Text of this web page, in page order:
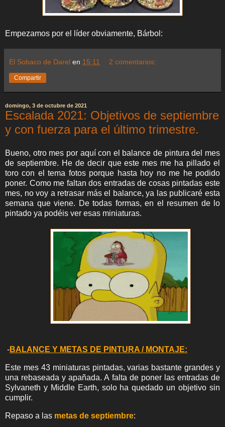
Empezamos por el líder obviamente, Bárbol:
El Sobaco de Darel en 15:11 2 comentarios:
Compartir
domingo, 3 de octubre de 2021
Escalada 2021: Objetivos de septiembre
y con fuerza para el último trimestre.
Bueno, otro mes por aquí con el balance de pintura del mes
de septiembre. He de decir que este mes me ha pillado el
toro con el tema fotos porque hasta hoy no me he podido
poner. Como me faltan dos entradas de cosas pintadas este
mes, no voy a retrasar más el balance, ya las publicaré esta
semana que viene. De todas formas, en el resumen de lo
pintado ya podéis ver esas miniaturas.
-BALANCE Y METAS DE PINTURA / MONTAJE:
Este mes 43 miniaturas pintadas, varias bastante grandes y
una rebaseada y apañada. A falta de poner las entradas de
Sylvaneth y Middle Earth, solo ha quedado un objetivo sin
cumplir.
Repaso a las metas de septiembre: